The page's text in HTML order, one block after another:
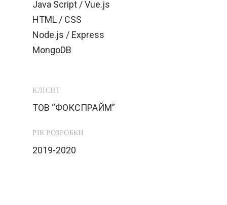
Java Script / Vue.js
HTML / CSS
Node.js / Express
MongoDB
КЛІЄНТ
ТОВ “ФОКСПРАЙМ”
РІК РОЗРОБКИ
2019-2020